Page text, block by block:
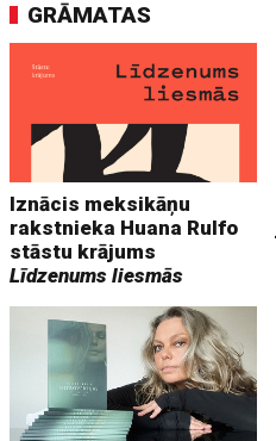
GRĀMATAS
Iznācis meksikāņu
rakstnieka Huana Rulfo
stāstu krājums
Līdzenums liesmās